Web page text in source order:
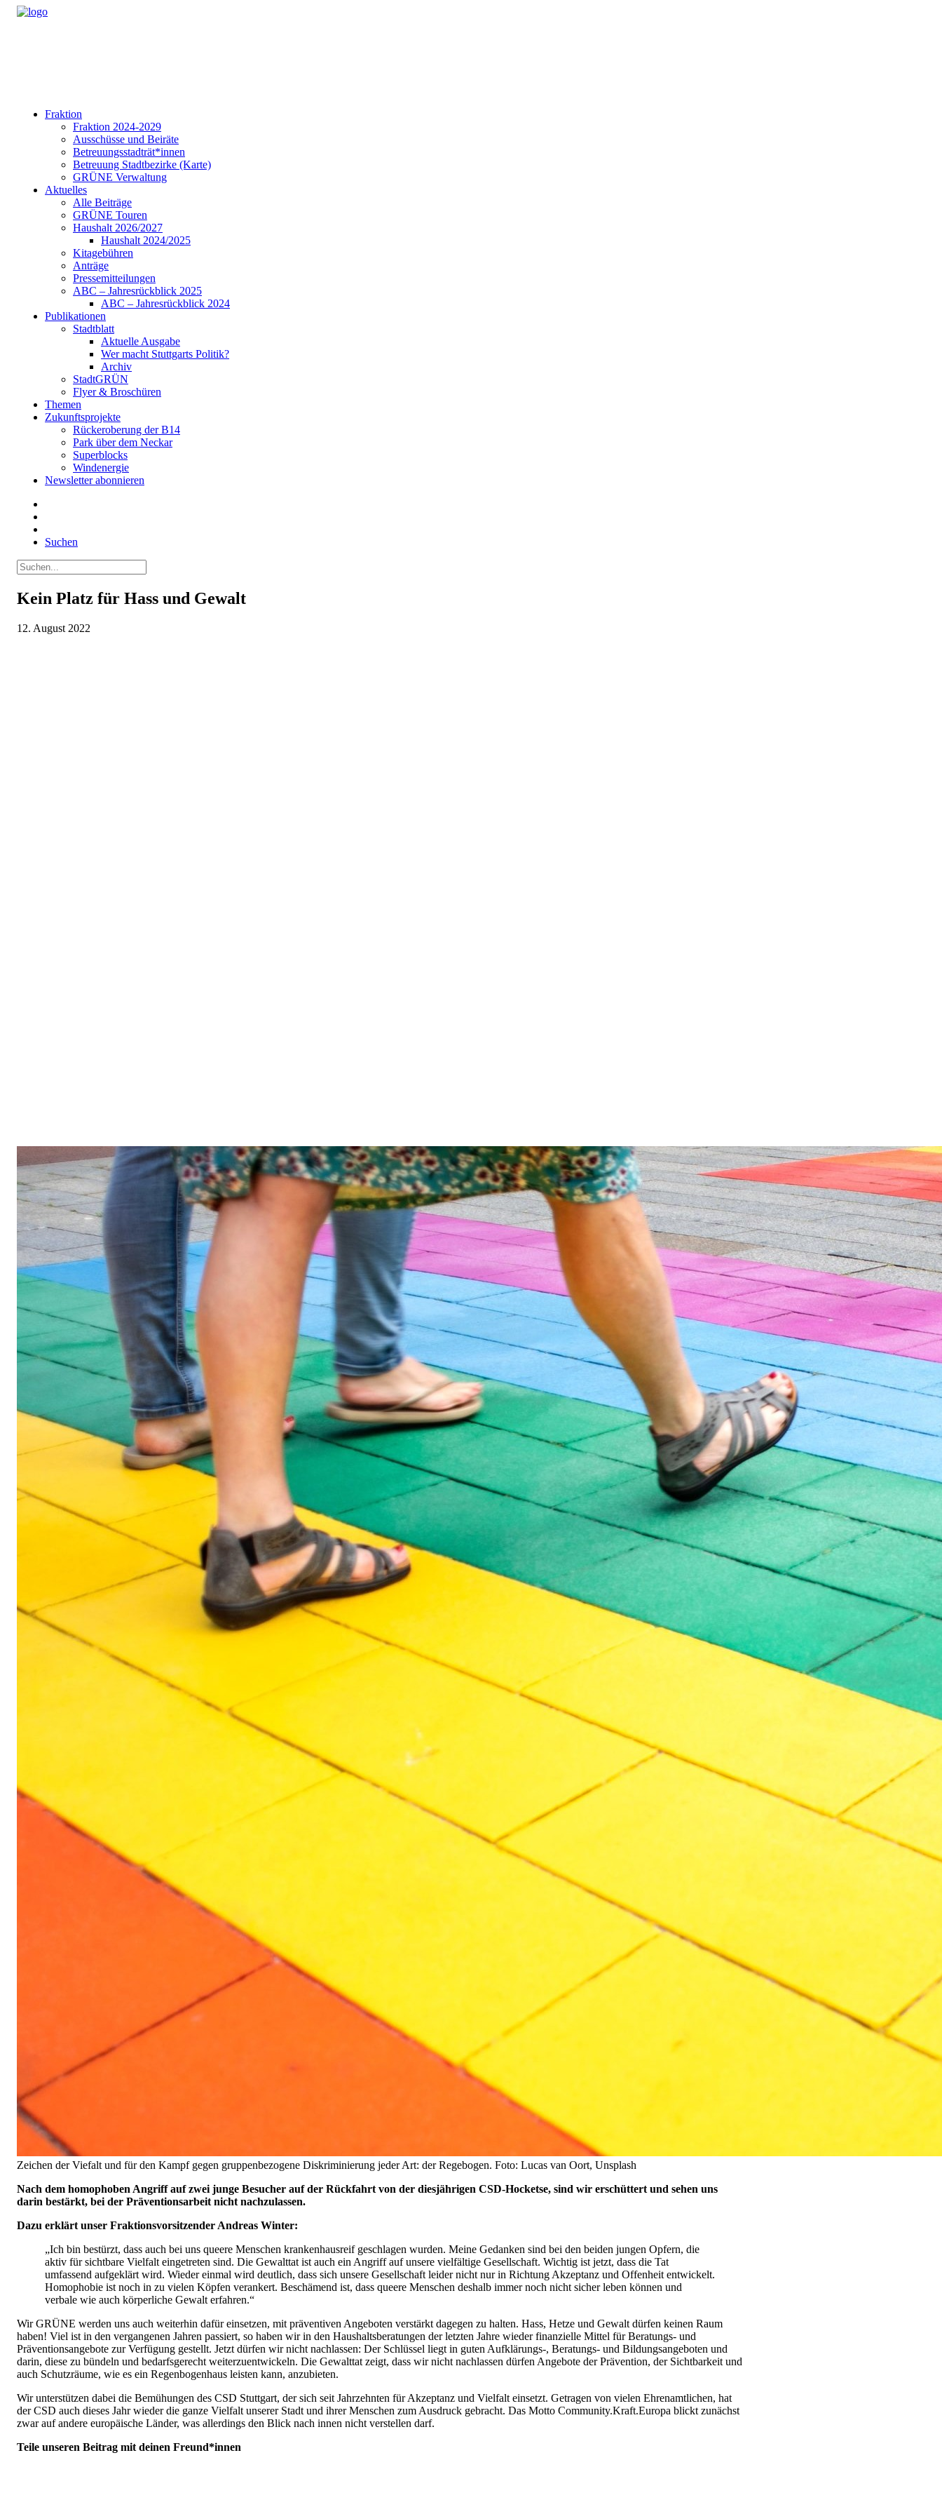
Fraktion
Fraktion 2024-2029
Ausschüsse und Beiräte
Betreuungsstadträt*innen
Betreuung Stadtbezirke (Karte)
GRÜNE Verwaltung
Aktuelles
Alle Beiträge
GRÜNE Touren
Haushalt 2026/2027
Haushalt 2024/2025
Kitagebühren
Anträge
Pressemitteilungen
ABC – Jahresrückblick 2025
ABC – Jahresrückblick 2024
Publikationen
Stadtblatt
Aktuelle Ausgabe
Wer macht Stuttgarts Politik?
Archiv
StadtGRÜN
Flyer & Broschüren
Themen
Zukunftsprojekte
Rückeroberung der B14
Park über dem Neckar
Superblocks
Windenergie
Newsletter abonnieren
Suchen
Kein Platz für Hass und Gewalt
12. August 2022
Zeichen der Viefalt und für den Kampf gegen gruppenbezogene Diskriminierung jeder Art: der Regebogen. Foto: Lucas van Oort, Unsplash
Nach dem homophoben Angriff auf zwei junge Besucher auf der Rückfahrt von der diesjährigen CSD-Hocketse, sind wir erschüttert und sehen uns
darin bestärkt, bei der Präventionsarbeit nicht nachzulassen.
Dazu erklärt unser Fraktionsvorsitzender Andreas Winter:
„Ich bin bestürzt, dass auch bei uns queere Menschen krankenhausreif geschlagen wurden. Meine Gedanken sind bei den beiden jungen Opfern, die
aktiv für sichtbare Vielfalt eingetreten sind. Die Gewalttat ist auch ein Angriff auf unsere vielfältige Gesellschaft. Wichtig ist jetzt, dass die Tat
umfassend aufgeklärt wird. Wieder einmal wird deutlich, dass sich unsere Gesellschaft leider nicht nur in Richtung Akzeptanz und Offenheit entwickelt.
Homophobie ist noch in zu vielen Köpfen verankert. Beschämend ist, dass queere Menschen deshalb immer noch nicht sicher leben können und
verbale wie auch körperliche Gewalt erfahren.“
Wir GRÜNE werden uns auch weiterhin dafür einsetzen, mit präventiven Angeboten verstärkt dagegen zu halten. Hass, Hetze und Gewalt dürfen keinen Raum
haben! Viel ist in den vergangenen Jahren passiert, so haben wir in den Haushaltsberatungen der letzten Jahre wieder finanzielle Mittel für Beratungs- und
Präventionsangebote zur Verfügung gestellt. Jetzt dürfen wir nicht nachlassen: Der Schlüssel liegt in guten Aufklärungs-, Beratungs- und Bildungsangeboten und
darin, diese zu bündeln und bedarfsgerecht weiterzuentwickeln. Die Gewalttat zeigt, dass wir nicht nachlassen dürfen Angebote der Prävention, der Sichtbarkeit und
auch Schutzräume, wie es ein Regenbogenhaus leisten kann, anzubieten.
Wir unterstützen dabei die Bemühungen des CSD Stuttgart, der sich seit Jahrzehnten für Akzeptanz und Vielfalt einsetzt. Getragen von vielen Ehrenamtlichen, hat
der CSD auch dieses Jahr wieder die ganze Vielfalt unserer Stadt und ihrer Menschen zum Ausdruck gebracht. Das Motto Community.Kraft.Europa blickt zunächst
zwar auf andere europäische Länder, was allerdings den Blick nach innen nicht verstellen darf.
Teile unseren Beitrag mit deinen Freund*innen